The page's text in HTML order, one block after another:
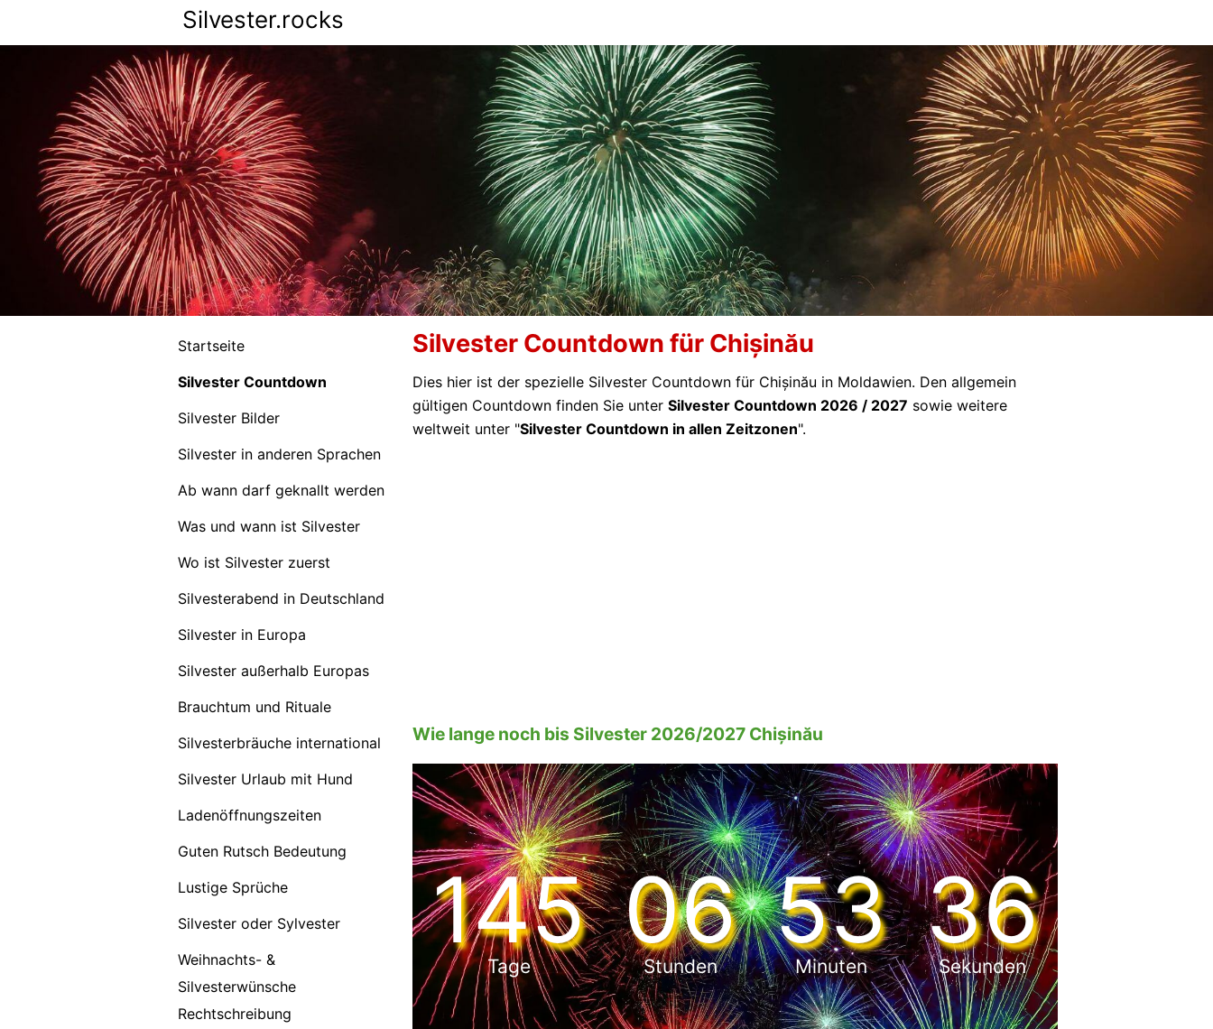
Silvester.rocks
Startseite
Silvester Countdown
Silvester Bilder
Silvester in anderen Sprachen
Ab wann darf geknallt werden
Was und wann ist Silvester
Wo ist Silvester zuerst
Silvesterabend in Deutschland
Silvester in Europa
Silvester außerhalb Europas
Brauchtum und Rituale
Silvesterbräuche international
Silvester Urlaub mit Hund
Ladenöffnungszeiten
Guten Rutsch Bedeutung
Lustige Sprüche
Silvester oder Sylvester
Weihnachts- &
Silvesterwünsche
Rechtschreibung
Silvester Countdown für Chișinău
Dies hier ist der spezielle Silvester Countdown für Chișinău in Moldawien. Den allgemein
gültigen Countdown finden Sie unter Silvester Countdown 2026 / 2027 sowie weitere
weltweit unter "Silvester Countdown in allen Zeitzonen".
Wie lange noch bis Silvester 2026/2027 Chișinău
145
Tage
06
Stunden
53
Minuten
35
Sekunden